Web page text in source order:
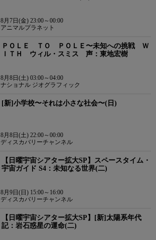
8月7日(金) 23:00～00:00
アニマルプラネット
ＰＯＬＥ ＴＯ ＰＯＬＥ〜未知への挑戦 Ｗ
ＩＴＨ ウィル・スミス 声：東地宏樹
8月8日(土) 03:00～04:00
ナショナル ジオグラフィック
[新]小学校〜それは小さな社会〜(日)
8月8日(土) 22:00～00:00
ディスカバリーチャンネル
【日曜宇宙シアター拡大SP】スペースタイム・
宇宙ガイド S4：未知なる世界(二)
8月9日(日) 15:00～16:00
ディスカバリーチャンネル
【日曜宇宙シアター拡大SP】[新]太陽系年代
記：岩石惑星の運命(二)